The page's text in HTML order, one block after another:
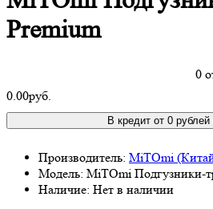
Premium
0
0.00руб.
В кредит от 0
Производитель: MiTOmi
Модель: MiTOmi Подгузники-
Наличие: Нет в наличии